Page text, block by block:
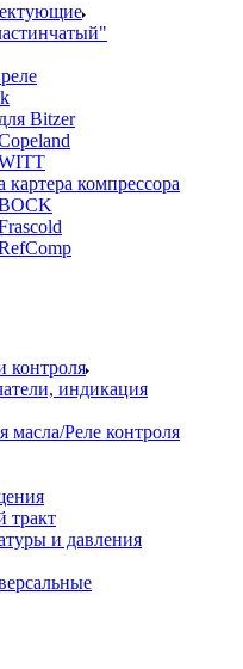
Bitzer
компрессора
контроля
индикация
масла/Реле контроля
тракт
и давления